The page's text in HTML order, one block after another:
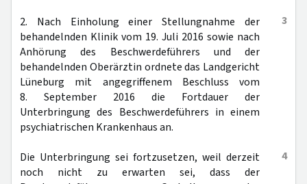
3
2. Nach Einholung einer Stellungnahme der
behandelnden Klinik vom 19. Juli 2016 sowie nach
Anhörung des Beschwerdeführers und der
behandelnden Oberärztin ordnete das Landgericht
Lüneburg mit angegriffenem Beschluss vom
8. September 2016 die Fortdauer der
Unterbringung des Beschwerdeführers in einem
psychiatrischen Krankenhaus an.
4
Die Unterbringung sei fortzusetzen, weil derzeit
noch nicht zu erwarten sei, dass der